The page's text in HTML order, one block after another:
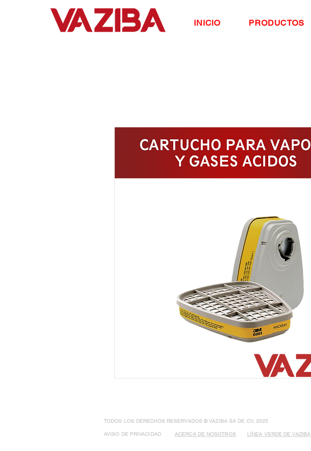
INICIO PRODUCTOS
TODOS LOS DERECHOS RESERVADOS © VAZIBA SA DE CV, 2025
AVISO DE PRIVACIDAD
ACERCA DE NOSOTROS LÍNEA VERDE DE VAZIBA